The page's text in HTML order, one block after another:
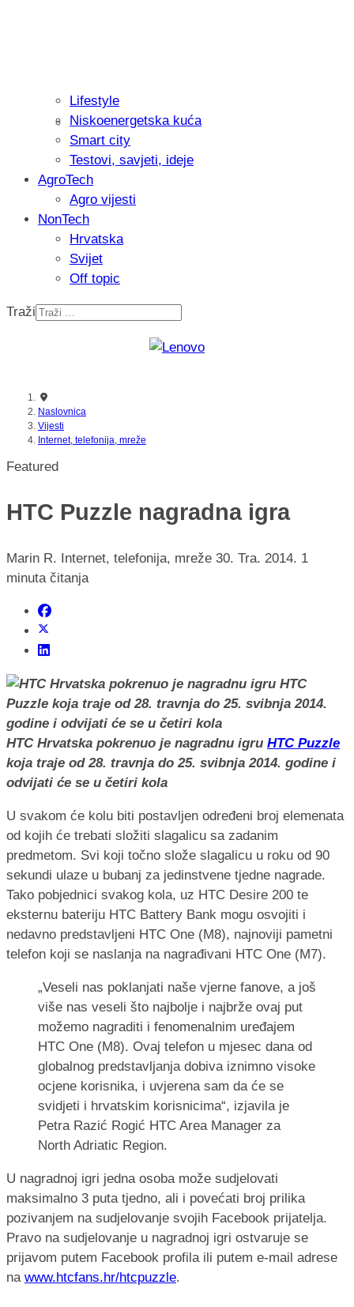
Isprobali smo: Thermostar
Recenzija: Einhell Professional CP-
Lifestyle
Niskoenergetska kuća
Smart city
Testovi, savjeti, ideje
AgroTech
Agro vijesti
NonTech
Hrvatska
Svijet
Off topic
Traži
Naslovnica
Vijesti
Internet, telefonija, mreže
Featured
HTC Puzzle nagradna igra
Marin R. Internet, telefonija, mreže 30. Tra. 2014. 1
minuta čitanja
HTC Hrvatska pokrenuo je nagradnu igru HTC Puzzle
koja traje od 28. travnja do 25. svibnja 2014. godine i
odvijati će se u četiri kola
U svakom će kolu biti postavljen određeni broj elemenata
od kojih će trebati složiti slagalicu sa zadanim
predmetom. Svi koji točno slože slagalicu u roku od 90
sekundi ulaze u bubanj za jedinstvene tjedne nagrade.
Tako pobjednici svakog kola, uz HTC Desire 200 te
eksternu bateriju HTC Battery Bank mogu osvojiti i
nedavno predstavljeni HTC One (M8), najnoviji pametni
telefon koji se naslanja na nagrađivani HTC One (M7).
„Veseli nas poklanjati naše vjerne fanove, a još
više nas veseli što najbolje i najbrže ovaj put
možemo nagraditi i fenomenalnim uređajem
HTC One (M8). Ovaj telefon u mjesec dana od
globalnog predstavljanja dobiva iznimno visoke
ocjene korisnika, i uvjerena sam da će se
svidjeti i hrvatskim korisnicima“, izjavila je
Petra Razić Rogić HTC Area Manager za
North Adriatic Region.
U nagradnoj igri jedna osoba može sudjelovati
maksimalno 3 puta tjedno, ali i povećati broj prilika
pozivanjem na sudjelovanje svojih Facebook prijatelja.
Pravo na sudjelovanje u nagradnoj igri ostvaruje se
prijavom putem Facebook profila ili putem e-mail adrese
na www.htcfans.hr/htcpuzzle.